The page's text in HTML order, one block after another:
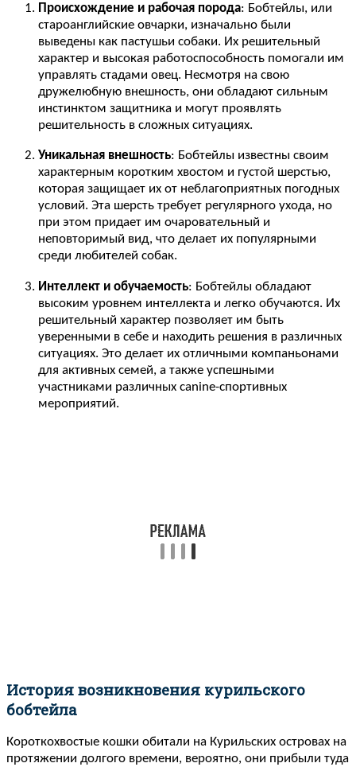
Происхождение и рабочая порода: Бобтейлы, или
староанглийские овчарки, изначально были
выведены как пастушьи собаки. Их решительный
характер и высокая работоспособность помогали им
управлять стадами овец. Несмотря на свою
дружелюбную внешность, они обладают сильным
инстинктом защитника и могут проявлять
решительность в сложных ситуациях.
Уникальная внешность: Бобтейлы известны своим
характерным коротким хвостом и густой шерстью,
которая защищает их от неблагоприятных погодных
условий. Эта шерсть требует регулярного ухода, но
при этом придает им очаровательный и
неповторимый вид, что делает их популярными
среди любителей собак.
Интеллект и обучаемость: Бобтейлы обладают
высоким уровнем интеллекта и легко обучаются. Их
решительный характер позволяет им быть
уверенными в себе и находить решения в различных
ситуациях. Это делает их отличными компаньонами
для активных семей, а также успешными
участниками различных canine-спортивных
мероприятий.
История возникновения курильского
бобтейла
Короткохвостые кошки обитали на Курильских островах на
протяжении долгого времени, вероятно, они прибыли туда